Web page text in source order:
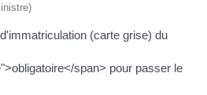
(carte grise) du
span> pour passer le